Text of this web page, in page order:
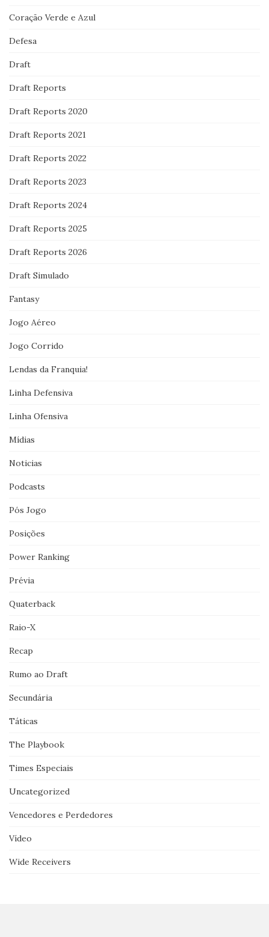
Coração Verde e Azul
Defesa
Draft
Draft Reports
Draft Reports 2020
Draft Reports 2021
Draft Reports 2022
Draft Reports 2023
Draft Reports 2024
Draft Reports 2025
Draft Reports 2026
Draft Simulado
Fantasy
Jogo Aéreo
Jogo Corrido
Lendas da Franquia!
Linha Defensiva
Linha Ofensiva
Mídias
Noticias
Podcasts
Pós Jogo
Posições
Power Ranking
Prévia
Quaterback
Raio-X
Recap
Rumo ao Draft
Secundária
Táticas
The Playbook
Times Especiais
Uncategorized
Vencedores e Perdedores
Vídeo
Wide Receivers